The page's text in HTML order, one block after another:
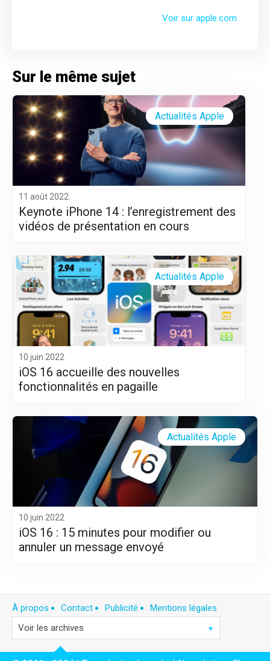
Voir sur apple.com
Sur le même sujet
11 août 2022
Keynote iPhone 14 : l’enregistrement des
vidéos de présentation en cours
Actualités Apple
10 juin 2022
iOS 16 accueille des nouvelles
fonctionnalités en pagaille
Actualités Apple
10 juin 2022
iOS 16 : 15 minutes pour modifier ou
annuler un message envoyé
Actualités Apple
À propos Contact Publicité Mentions légales